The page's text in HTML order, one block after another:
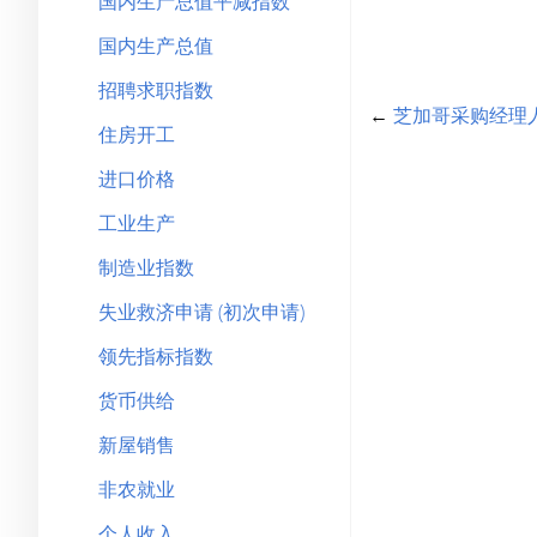
国内生产总值
招聘求职指数
住房开工
进口价格
工业生产
制造业指数
失业救济申请 (初次申请)
领先指标指数
货币供给
新屋销售
非农就业
← 芝加哥采购经理